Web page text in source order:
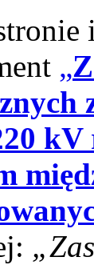
„
kV